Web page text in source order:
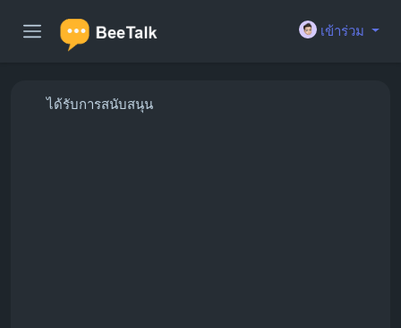
เข้าร่วม
ได้รับการสนับสนุน